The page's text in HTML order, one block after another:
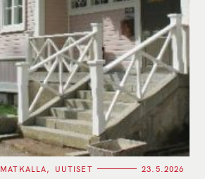
MATKALLA UUTISET 23.5.2026